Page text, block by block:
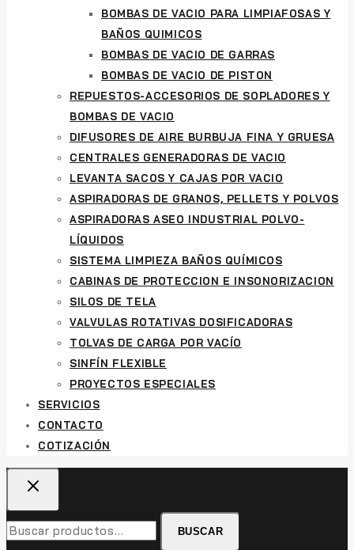
BOMBAS DE VACIO PARA LIMPIAFOSAS Y
BAÑOS QUIMICOS
BOMBAS DE VACIO DE GARRAS
BOMBAS DE VACIO DE PISTON
REPUESTOS-ACCESORIOS DE SOPLADORES Y
BOMBAS DE VACIO
DIFUSORES DE AIRE BURBUJA FINA Y GRUESA
CENTRALES GENERADORAS DE VACIO
LEVANTA SACOS Y CAJAS POR VACIO
ASPIRADORAS DE GRANOS, PELLETS Y POLVOS
ASPIRADORAS ASEO INDUSTRIAL POLVO-
LÍQUIDOS
SISTEMA LIMPIEZA BAÑOS QUÍMICOS
CABINAS DE PROTECCION E INSONORIZACION
SILOS DE TELA
VALVULAS ROTATIVAS DOSIFICADORAS
TOLVAS DE CARGA POR VACÍO
SINFÍN FLEXIBLE
PROYECTOS ESPECIALES
SERVICIOS
CONTACTO
COTIZACIÓN
Buscar
por:
BUSCAR